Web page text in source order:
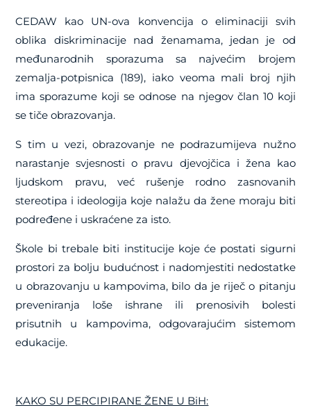
CEDAW kao UN-ova konvencija o eliminaciji svih
oblika diskriminacije nad ženamama, jedan je od
međunarodnih sporazuma sa najvećim brojem
zemalja-potpisnica (189), iako veoma mali broj njih
ima sporazume koji se odnose na njegov član 10 koji
se tiče obrazovanja.
S tim u vezi, obrazovanje ne podrazumijeva nužno
narastanje svjesnosti o pravu djevojčica i žena kao
ljudskom pravu, već rušenje rodno zasnovanih
stereotipa i ideologija koje nalažu da žene moraju biti
podređene i uskraćene za isto.
Škole bi trebale biti institucije koje će postati sigurni
prostori za bolju budućnost i nadomjestiti nedostatke
u obrazovanju u kampovima, bilo da je riječ o pitanju
preveniranja loše ishrane ili prenosivih bolesti
prisutnih u kampovima, odgovarajućim sistemom
edukacije.
KAKO SU PERCIPIRANE ŽENE U BiH: